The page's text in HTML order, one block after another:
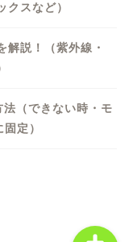
クスなど）
解説！（紫外線・
法（できない時・モ
定）
WORD